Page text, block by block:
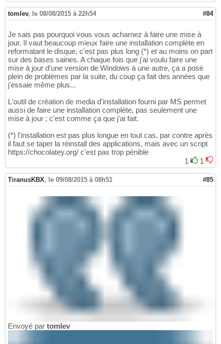
tomlev, le 08/08/2015 à 22h54 #84
Je sais pas pourquoi vous vous acharnez à faire une mise à
jour. Il vaut beaucoup mieux faire une installation complète en
reformatant le disque, c'est pas plus long (*) et au moins on part
sur des bases saines. A chaque fois que j'ai voulu faire une
mise à jour d'une version de Windows à une autre, ça a posé
plein de problèmes par la suite, du coup ça fait des années que
j'essaie même plus...
L'outil de création de media d'installation fourni par MS permet
aussi de faire une installation complète, pas seulement une
mise à jour ; c'est comme ça que j'ai fait.
(*) l'installation est pas plus longue en tout cas, par contre après
il faut se taper la réinstall des applications, mais avec un script
https://chocolatey.org/ c'est pas trop pénible
1
1
TiranusKBX, le 09/08/2015 à 08h51 #85
Envoyé par tomlev